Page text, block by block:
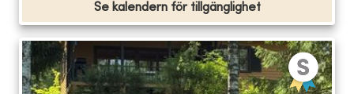
Se kalendern för tillgänglighet